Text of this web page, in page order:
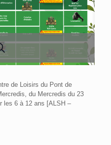
de Loisirs du Pont de
du Mercredis du 23
les 6 à 12 ans [ALSH –